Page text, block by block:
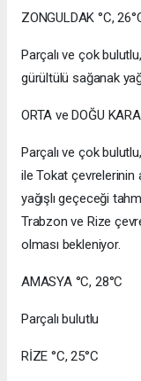
ZONGULDAK °C,
Parçalı ve çok
gürültülü sağanak
ORTA ve DOĞU
Parçalı ve çok
ile Tokat çevrelerinin
yağışlı geçeceği
Trabzon ve Rize
olması bekleniyor.
AMASYA °C, 28°C
Parçalı bulutlu
RİZE °C, 25°C